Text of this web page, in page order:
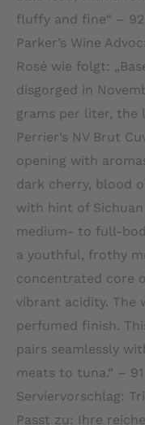
fluffy and fine“ –
Parker’s Wine
Rosé wie folgt:
disgorged in
grams per liter, the
Perrier’s NV Brut
opening with
dark cherry, blood
with hint of
medium- to full-
a youthful, frothy
concentrated core
vibrant acidity. The
perfumed finish.
pairs seamlessly
meats to tuna.“ –
Serviervorschlag:
Passt zu: Ihre